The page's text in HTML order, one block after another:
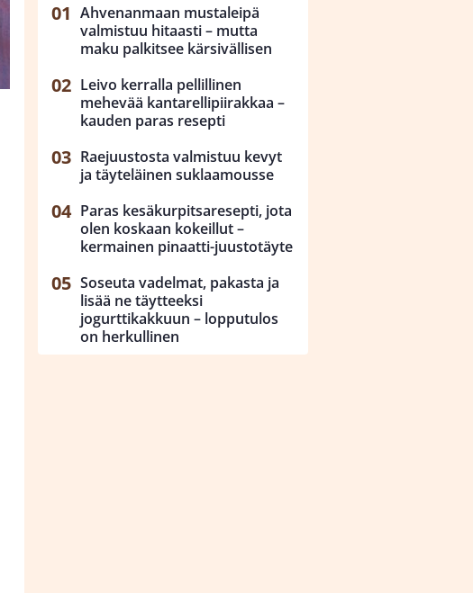
Ahvenanmaan mustaleipä
valmistuu hitaasti – mutta
maku palkitsee kärsivällisen
Leivo kerralla pellillinen
mehevää kantarellipiirakkaa –
kauden paras resepti
Raejuustosta valmistuu kevyt
ja täyteläinen suklaamousse
Paras kesäkurpitsaresepti, jota
olen koskaan kokeillut –
kermainen pinaatti-juustotäyte
Soseuta vadelmat, pakasta ja
lisää ne täytteeksi
jogurttikakkuun – lopputulos
on herkullinen